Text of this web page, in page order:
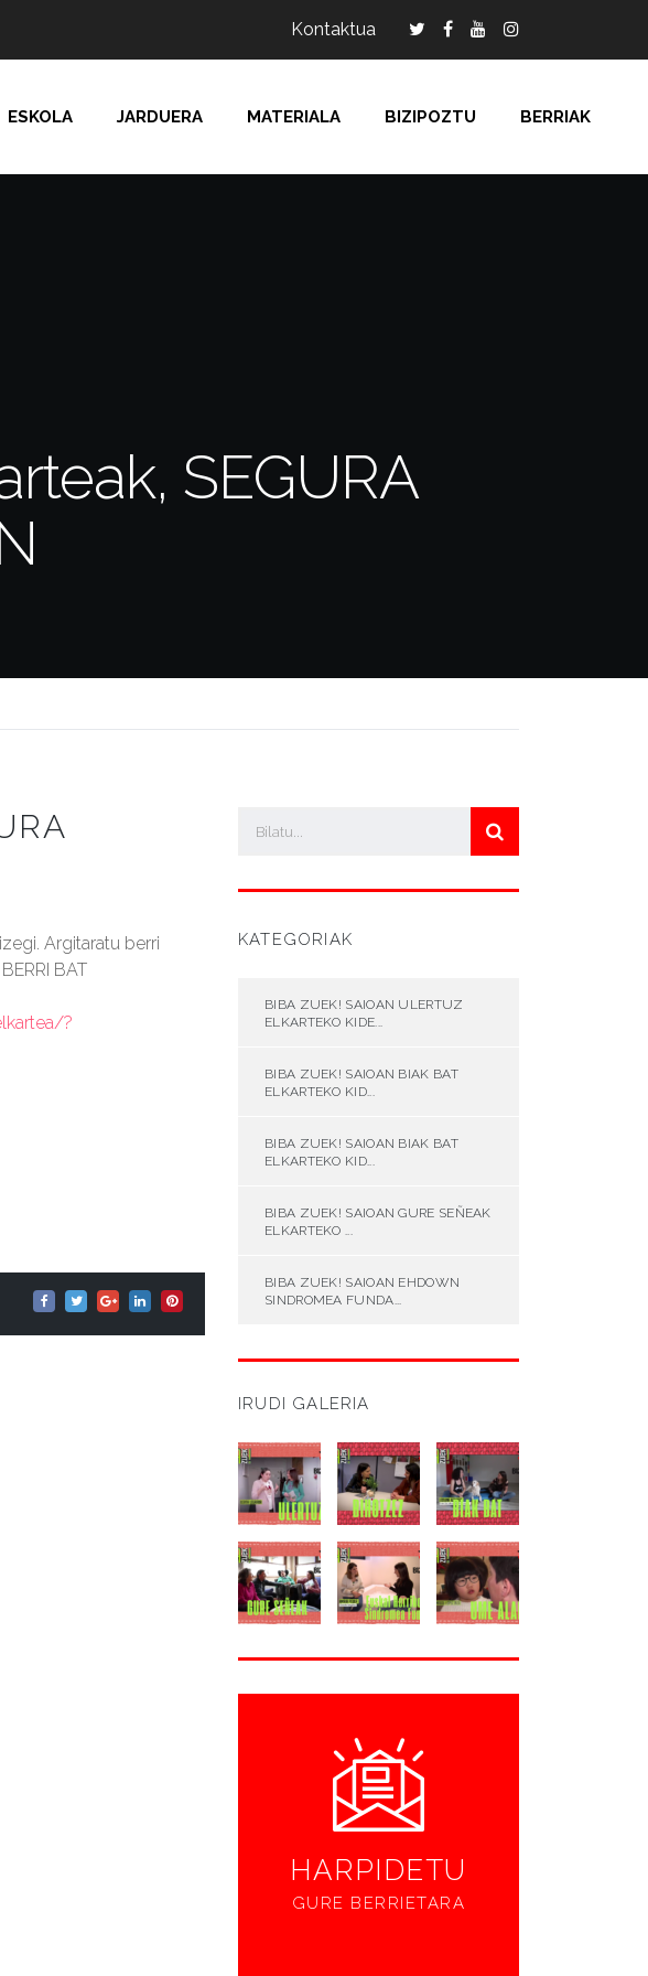
Kontaktua
ESKOLA JARDUERA MATERIALA BIZIPOZTU BERRIAK
SEGURA
Argitaratu berri
BAT
?
KATEGORIAK
BIBA ZUEK! SAIOAN ULERTUZ
ELKARTEKO KIDE...
BIBA ZUEK! SAIOAN BIAK BAT
ELKARTEKO KID...
BIBA ZUEK! SAIOAN BIAK BAT
ELKARTEKO KID...
BIBA ZUEK! SAIOAN GURE SEÑEAK
ELKARTEKO ...
BIBA ZUEK! SAIOAN EHDOWN
SINDROMEA FUNDA...
IRUDI GALERIA
HARPIDETU
GURE BERRIETARA